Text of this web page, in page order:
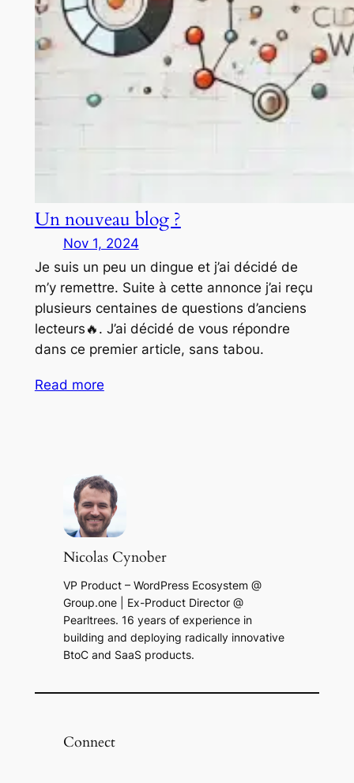
Un nouveau blog ?
Nov 1, 2024
Je suis un peu un dingue et j’ai décidé de
m’y remettre. Suite à cette annonce j’ai reçu
plusieurs centaines de questions d’anciens
lecteurs🔥. J’ai décidé de vous répondre
dans ce premier article, sans tabou.
Read more
Nicolas Cynober
VP Product – WordPress Ecosystem @
Group.one | Ex-Product Director @
Pearltrees. 16 years of experience in
building and deploying radically innovative
BtoC and SaaS products.
Connect